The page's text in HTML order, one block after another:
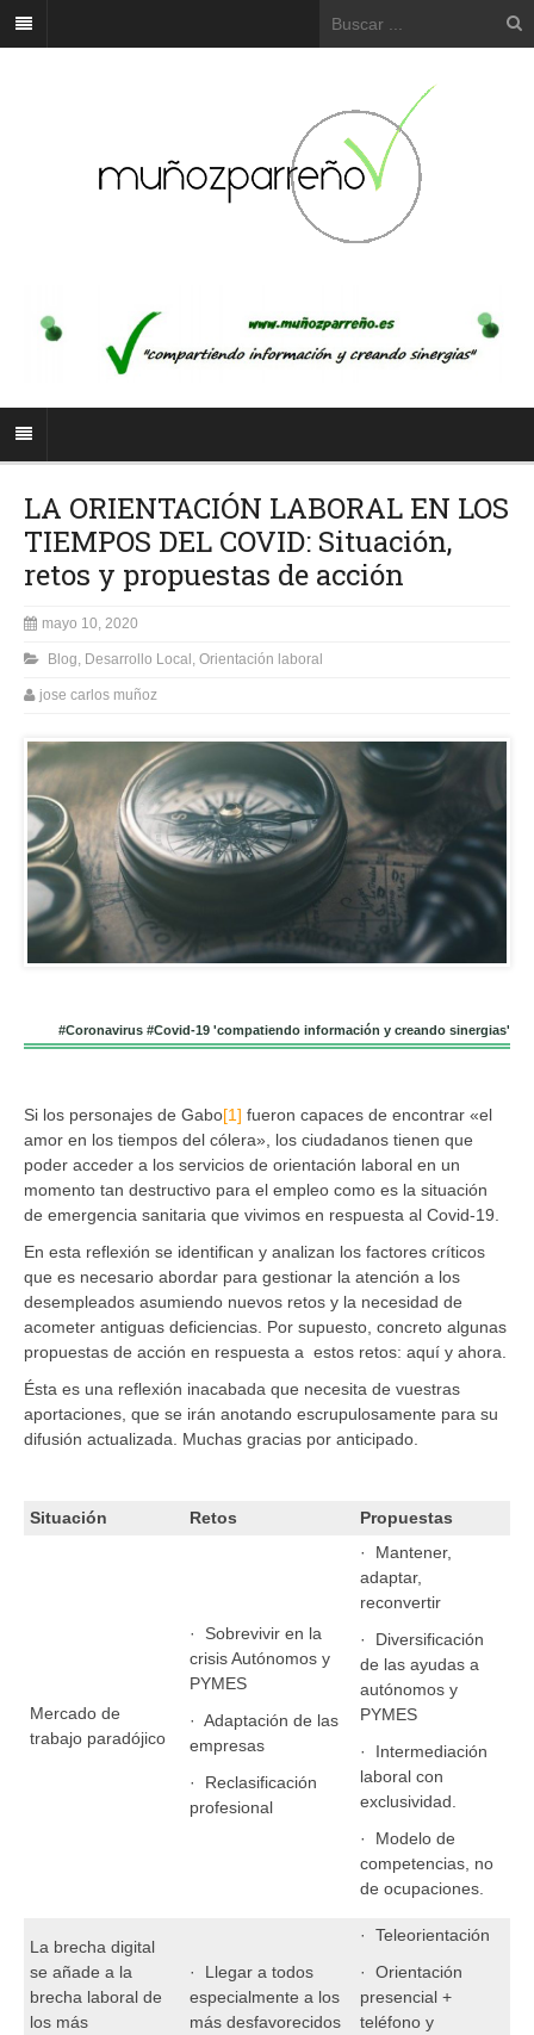
LA ORIENTACIÓN LABORAL EN LOS
TIEMPOS DEL COVID: Situación,
retos y propuestas de acción
mayo 10, 2020
Blog Desarrollo Local Orientación laboral
jose carlos muñoz
#Coronavirus #Covid-19 'compatiendo información y creando sinergias'
Si los personajes de Gabo[1] fueron capaces de encontrar «el
amor en los tiempos del cólera», los ciudadanos tienen que
poder acceder a los servicios de orientación laboral en un
momento tan destructivo para el empleo como es la situación
de emergencia sanitaria que vivimos en respuesta al Covid-19.
En esta reflexión se identifican y analizan los factores críticos
que es necesario abordar para gestionar la atención a los
desempleados asumiendo nuevos retos y la necesidad de
acometer antiguas deficiencias. Por supuesto, concreto algunas
propuestas de acción en respuesta a estos retos: aquí y ahora.
Ésta es una reflexión inacabada que necesita de vuestras
aportaciones, que se irán anotando escrupulosamente para su
difusión actualizada. Muchas gracias por anticipado.
Situación Retos Propuestas
Mercado de
trabajo paradójico
· Sobrevivir en la
crisis Autónomos y
PYMES
· Adaptación de las
empresas
· Reclasificación
profesional
· Mantener,
adaptar,
reconvertir
· Diversificación
de las ayudas a
autónomos y
PYMES
· Intermediación
laboral con
exclusividad.
· Modelo de
competencias, no
de ocupaciones.
La brecha digital
se añade a la
brecha laboral de
los más
· Llegar a todos
especialmente a los
más desfavorecidos
· Teleorientación
· Orientación
presencial +
teléfono y